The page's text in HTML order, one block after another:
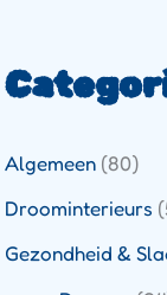
Algemeen (80)
Droominterieurs
Gezondheid &